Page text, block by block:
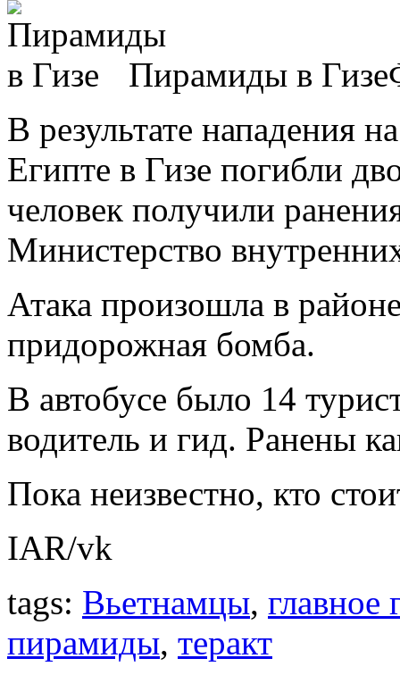
Пирамиды в Гизе
В результате нападения
Египте в Гизе погибли
человек получили
Министерство
Атака произошла в
придорожная бомба.
В автобусе было 14
водитель и гид. Ранены
Пока неизвестно, кто
IAR/vk
tags: Вьетнамцы, главное
пирамиды, теракт